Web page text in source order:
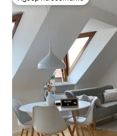
Избор на гостите